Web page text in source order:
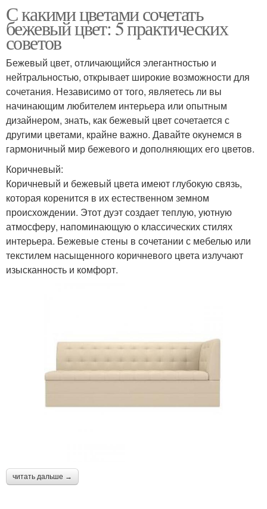
С какими цветами сочетать
бежевый цвет: 5 практических
советов
Бежевый цвет, отличающийся элегантностью и
нейтральностью, открывает широкие возможности для
сочетания. Независимо от того, являетесь ли вы
начинающим любителем интерьера или опытным
дизайнером, знать, как бежевый цвет сочетается с
другими цветами, крайне важно. Давайте окунемся в
гармоничный мир бежевого и дополняющих его цветов.
Коричневый:
Коричневый и бежевый цвета имеют глубокую связь,
которая коренится в их естественном земном
происхождении. Этот дуэт создает теплую, уютную
атмосферу, напоминающую о классических стилях
интерьера. Бежевые стены в сочетании с мебелью или
текстилем насыщенного коричневого цвета излучают
изысканность и комфорт.
читать дальше →